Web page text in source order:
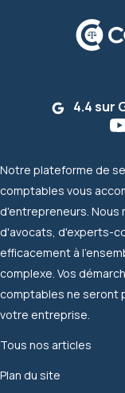
4.4 sur
Notre plateforme de
comptables vous
d'entrepreneurs.
d'avocats, d'experts-
efficacement à
complexe. Vos
comptables ne seront
votre entreprise.
Tous nos articles
Plan du site